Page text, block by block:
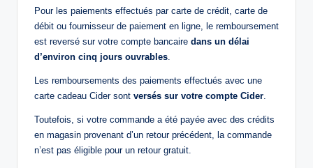
Pour les paiements effectués par carte de crédit, carte de
débit ou fournisseur de paiement en ligne, le remboursement
est reversé sur votre compte bancaire dans un délai
d’environ cinq jours ouvrables
Les remboursements des paiements effectués avec une
carte cadeau Cider sont versés sur votre compte Cider
Toutefois, si votre commande a été payée avec des crédits
en magasin provenant d’un retour précédent, la commande
n’est pas éligible pour un retour gratuit.